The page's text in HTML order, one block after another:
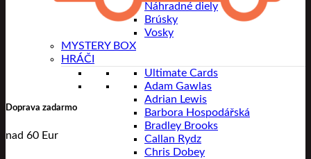
Náhradné diely
Brúsky
Vosky
MYSTERY BOX
HRÁČI
Ultimate Cards
Adam Gawlas
Adrian Lewis
Barbora Hospodářská
Bradley Brooks
Callan Rydz
Chris Dobey
Doprava zadarmo
nad 60 Eur